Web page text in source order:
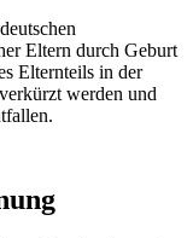
Eltern durch Geburt
Elternteils in der
werden und